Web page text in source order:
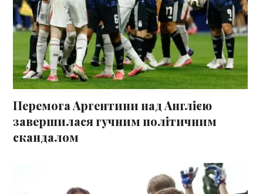
Перемога Аргентини над Англією
завершилася гучним політичним
скандалом